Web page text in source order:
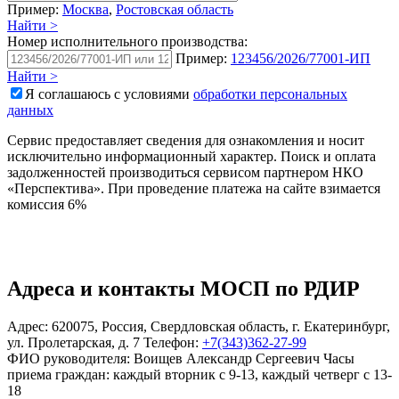
Пример: Москва, Ростовская область
Найти >
Номер исполнительного производства:
Пример: 123456/2026/77001-ИП
Найти >
Я соглашаюсь с условиями обработки персональных
данных
Сервис предоставляет сведения для ознакомления и носит
исключительно информационный характер. Поиск и оплата
задолженностей производиться сервисом партнером НКО
«Перспектива». При проведение платежа на сайте взимается
комиссия 6%
Адреса и контакты МОСП по РДИР
Адрес: 620075, Россия, Свердловская область, г. Екатеринбург,
ул. Пролетарская, д. 7 Телефон: +7(343)362-27-99
ФИО руководителя: Воищев Александр Сергеевич Часы
приема граждан: каждый вторник с 9-13, каждый четверг с 13-
18